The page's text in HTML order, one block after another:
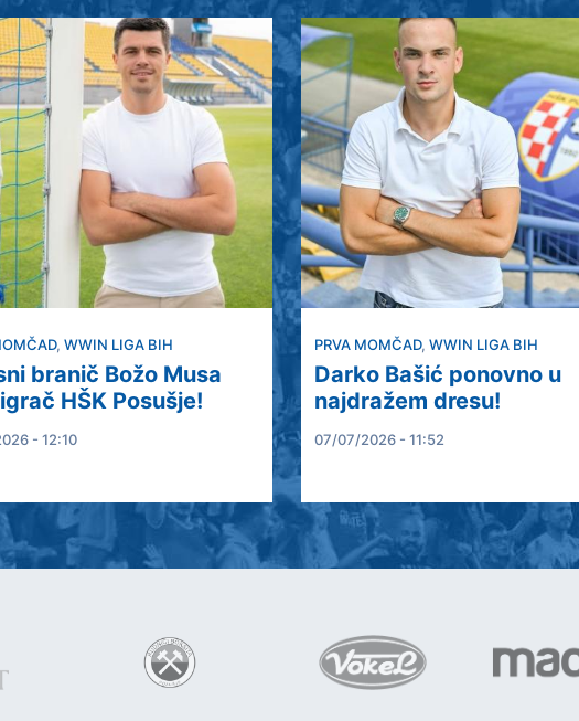
,WWIN LIGA BIH
branič Božo Musa
HŠK Posušje!
- 12:10
PRVA MOMČAD, WWIN LIGA BIH
Darko Bašić ponovno u
najdražem dresu!
07/07/2026 - 11:52